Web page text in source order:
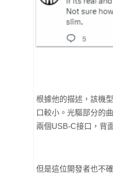
根據他的描述，該機
口較小。光驅部分的
兩個USB-C接口，背
但是這位開發者也不